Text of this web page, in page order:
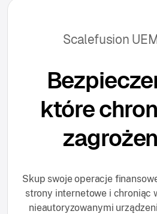
Scalefusion
które
Skup swoje operacje
strony internetowe i chroniąc
nieautoryzowanymi